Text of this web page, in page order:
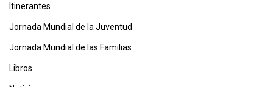
Itinerantes
Jornada Mundial de la Juventud
Jornada Mundial de las Familias
Libros